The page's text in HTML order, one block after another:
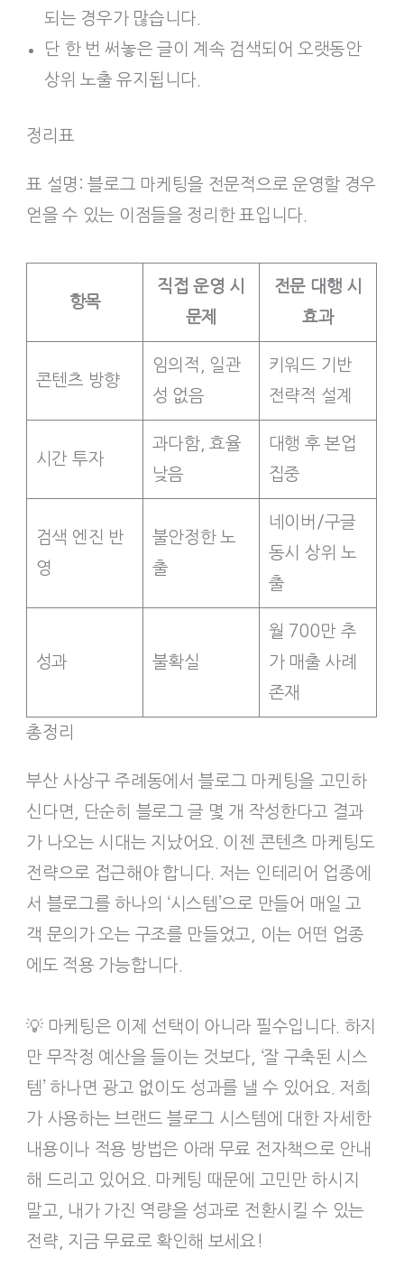
되는 경우가 많습니다.
단 한 번 써놓은 글이 계속 검색되어 오랫동안
상위 노출 유지됩니다.
정리표
표 설명: 블로그 마케팅을 전문적으로 운영할 경우
얻을 수 있는 이점들을 정리한 표입니다.
항목
직접 운영 시
문제
전문 대행 시
효과
콘텐츠 방향
임의적, 일관
성 없음
키워드 기반
전략적 설계
시간 투자
과다함, 효율
낮음
대행 후 본업
집중
검색 엔진 반
영
불안정한 노
출
네이버/구글
동시 상위 노
출
성과 불확실
월 700만 추
가 매출 사례
존재
총정리
부산 사상구 주례동에서 블로그 마케팅을 고민하
신다면, 단순히 블로그 글 몇 개 작성한다고 결과
가 나오는 시대는 지났어요. 이젠 콘텐츠 마케팅도
전략으로 접근해야 합니다. 저는 인테리어 업종에
서 블로그를 하나의 ‘시스템’으로 만들어 매일 고
객 문의가 오는 구조를 만들었고, 이는 어떤 업종
에도 적용 가능합니다.
💡 마케팅은 이제 선택이 아니라 필수입니다. 하지
만 무작정 예산을 들이는 것보다, ‘잘 구축된 시스
템’ 하나면 광고 없이도 성과를 낼 수 있어요. 저희
가 사용하는 브랜드 블로그 시스템에 대한 자세한
내용이나 적용 방법은 아래 무료 전자책으로 안내
해 드리고 있어요. 마케팅 때문에 고민만 하시지
말고, 내가 가진 역량을 성과로 전환시킬 수 있는
전략, 지금 무료로 확인해 보세요!